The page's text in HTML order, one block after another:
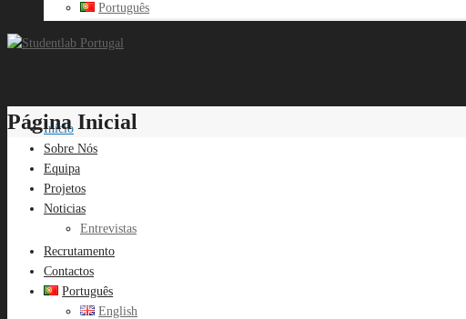
Português
Início
Sobre Nós
Equipa
Projetos
Noticias
Entrevistas
Recrutamento
Contactos
Português
English
Página Inicial